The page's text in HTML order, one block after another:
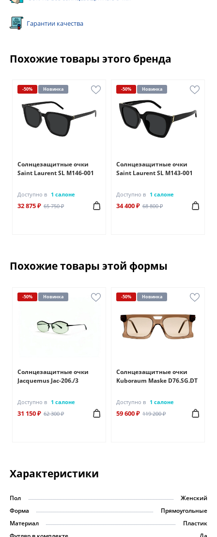
Гарантии качества
Похожие товары этого бренда
-50% Новинка
Солнцезащитные очки
Saint Laurent SL M146-001
Доступно в 1 салоне
32 875 ₽ 65 750 ₽
-50% Новинка
Солнцезащитные очки
Saint Laurent SL M143-001
Доступно в 1 салоне
34 400 ₽ 68 800 ₽
Похожие товары этой формы
-50% Новинка
Солнцезащитные очки
Jacquemus Jac-206./3
Доступно в 1 салоне
31 150 ₽ 62 300 ₽
-50% Новинка
Солнцезащитные очки
Kuboraum Maske D76.SG.DT
Доступно в 1 салоне
59 600 ₽ 119 200 ₽
Характеристики
Пол
Женский
Форма
Прямоугольные
Материал
Пластик